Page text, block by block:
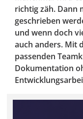
richtig zäh. Dann
geschrieben
und wenn doch
auch anders. Mit
passenden
Dokumentation